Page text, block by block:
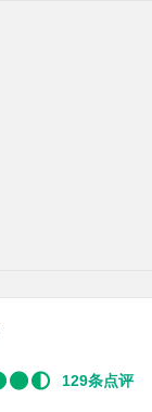
129条点评